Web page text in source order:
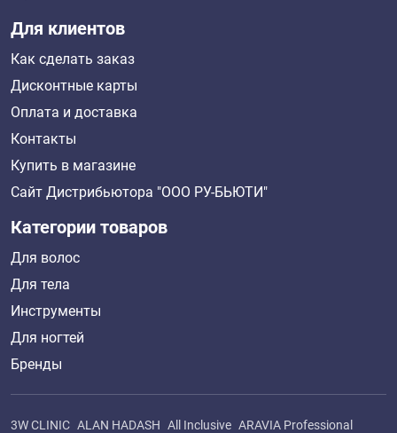
Для клиентов
Как сделать заказ
Дисконтные карты
Оплата и доставка
Контакты
Купить в магазине
Сайт Дистрибьютора "ООО РУ-БЬЮТИ"
Категории товаров
Для волос
Для тела
Инструменты
Для ногтей
Бренды
3W CLINIC ALAN HADASH All Inclusive ARAVIA Professional